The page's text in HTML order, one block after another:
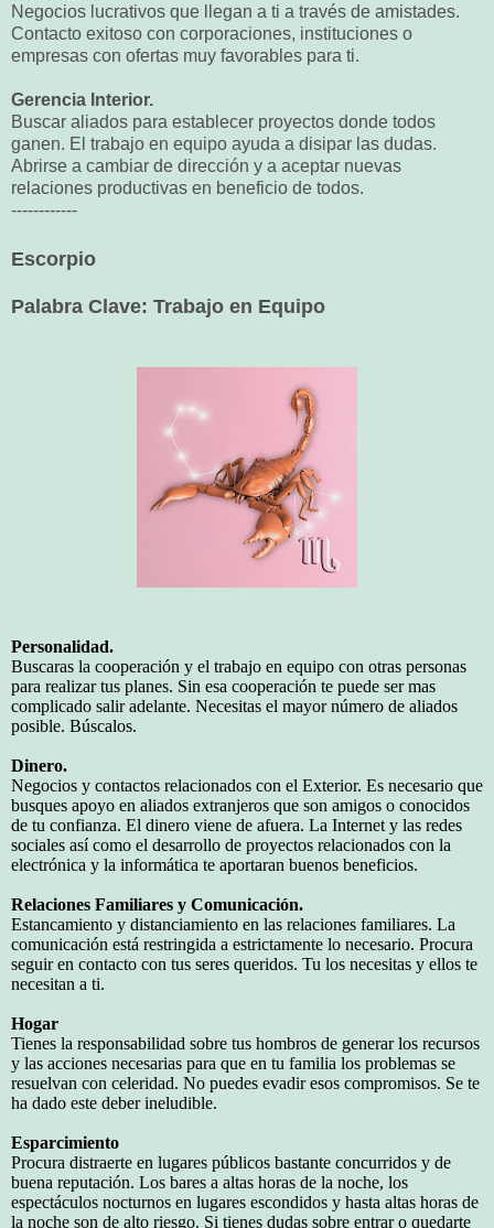
Negocios lucrativos que llegan a ti a través de amistades.
Contacto exitoso con corporaciones, instituciones o
empresas con ofertas muy favorables para ti.
Gerencia Interior.
Buscar aliados para establecer proyectos donde todos
ganen. El trabajo en equipo ayuda a disipar las dudas.
Abrirse a cambiar de dirección y a aceptar nuevas
relaciones productivas en beneficio de todos.
------------
Escorpio
Palabra Clave: Trabajo en Equipo
Personalidad.
Buscaras la cooperación y el trabajo en equipo con otras personas
para realizar tus planes. Sin esa cooperación te puede ser mas
complicado salir adelante. Necesitas el mayor número de aliados
posible. Búscalos.
Dinero.
Negocios y contactos relacionados con el Exterior. Es necesario que
busques apoyo en aliados extranjeros que son amigos o conocidos
de tu confianza. El dinero viene de afuera. La Internet y las redes
sociales así como el desarrollo de proyectos relacionados con la
electrónica y la informática te aportaran buenos beneficios.
Relaciones Familiares y Comunicación.
Estancamiento y distanciamiento en las relaciones familiares. La
comunicación está restringida a estrictamente lo necesario. Procura
seguir en contacto con tus seres queridos. Tu los necesitas y ellos te
necesitan a ti.
Hogar
Tienes la responsabilidad sobre tus hombros de generar los recursos
y las acciones necesarias para que en tu familia los problemas se
resuelvan con celeridad. No puedes evadir esos compromisos. Se te
ha dado este deber ineludible.
Esparcimiento
Procura distraerte en lugares públicos bastante concurridos y de
buena reputación. Los bares a altas horas de la noche, los
espectáculos nocturnos en lugares escondidos y hasta altas horas de
la noche son de alto riesgo. Si tienes dudas sobre entrar o quedarte